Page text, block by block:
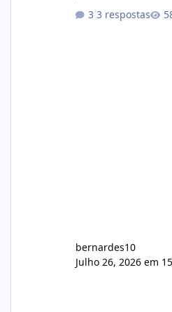
com cerca de 80%
3 respostas
bernardes10
Julho 26, 2026 em